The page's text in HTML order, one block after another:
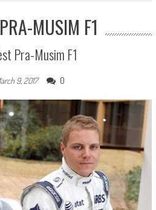
MUSIM F1
Pra-Musim F1
9, 2017 0